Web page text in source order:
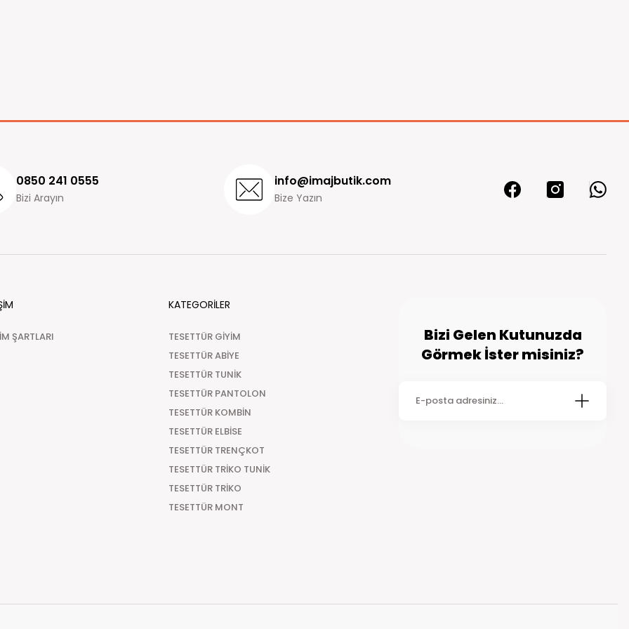
0850 241 0555
Bizi Arayın
info@imajbutik.com
Bize Yazın
ŞARTLARI
KATEGORİLER
TESETTÜR GİYİM
TESETTÜR ABİYE
TESETTÜR TUNİK
TESETTÜR PANTOLON
TESETTÜR KOMBİN
TESETTÜR ELBİSE
TESETTÜR TRENÇKOT
TESETTÜR TRİKO TUNİK
TESETTÜR TRİKO
TESETTÜR MONT
Bizi Gelen Kutunuzda
Görmek İster misiniz?